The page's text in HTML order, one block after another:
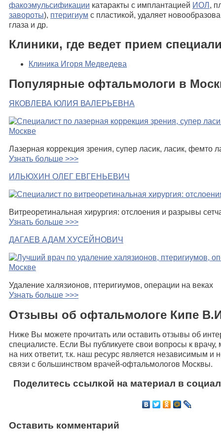
факоэмульсификации катаракты с имплантацией ИОЛ ,
завороты), птеригиум с пластикой, удаляет
глаза и др.
Клиники, где ведет прием
Клиника Игоря Медведева
Популярные офтальмологи в
ЯКОВЛЕВА ЮЛИЯ ВАЛЕРЬЕВНА
Лазерная коррекция зрения, супер ласик, ласик, фемто
Узнать больше >>>
ИЛЬЮХИН ОЛЕГ ЕВГЕНЬЕВИЧ
Витреоретинальная хирургия: отслоения и разрывы
Узнать больше >>>
ДАГАЕВ АДАМ ХУСЕЙНОВИЧ
Удаление халязионов, птеригиумов, операции на веках
Узнать больше >>>
Отзывы об офтальмологе Кипе
Ниже Вы можете прочитать или оставить отзывы об
специалисте. Если Вы публикуете свои вопросы к
на них ответит, т.к. наш ресурс является независимым и
связи с большинством врачей-офтальмологов Москвы.
Поделитесь ссылкой на материал в
Оставить комментарий